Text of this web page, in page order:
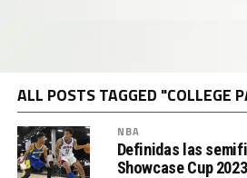
ALL POSTS TAGGED "COLLEGE
NBA
Definidas las
Showcase Cup 2023